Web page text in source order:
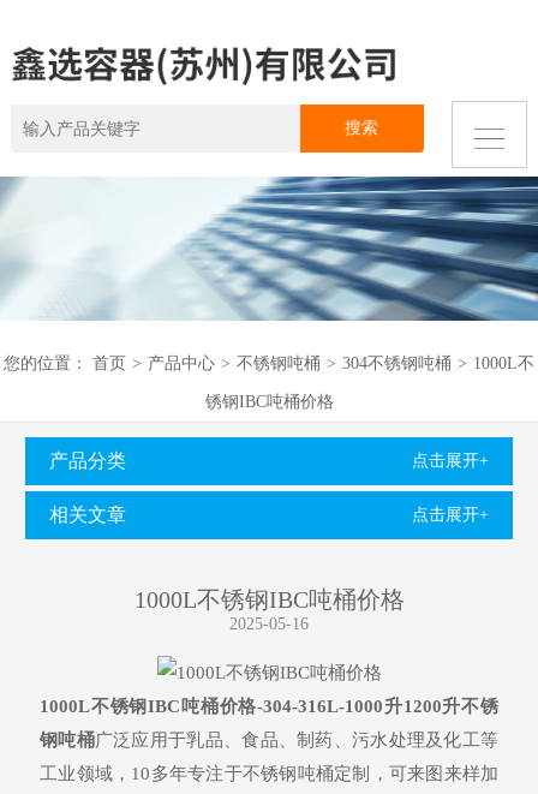
您的位置： 首页 > 产品中心 > 不锈钢吨桶 > 304不锈钢吨桶 > 1000L不
锈钢IBC吨桶价格
产品分类 点击展开+
相关文章 点击展开+
1000L不锈钢IBC吨桶价格
2025-05-16
1000L不锈钢IBC吨桶价格-304-316L-1000升1200升不锈
钢吨桶广泛应用于乳品、食品、制药、污水处理及化工等
工业领域，10多年专注于不锈钢吨桶定制，可来图来样加